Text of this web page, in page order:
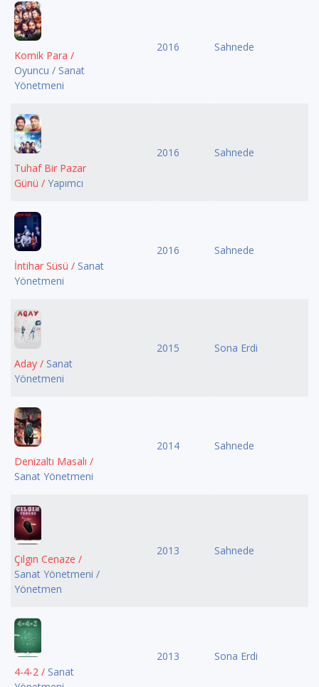
Komik Para /
Oyuncu / Sanat
Yönetmeni
2016 Sahnede
Tuhaf Bir Pazar
Günü / Yapımcı
2016 Sahnede
İntihar Süsü / Sanat
Yönetmeni
2016 Sahnede
Aday / Sanat
Yönetmeni
2015 Sona Erdi
Denizaltı Masalı /
Sanat Yönetmeni
2014 Sahnede
Çılgın Cenaze /
Sanat Yönetmeni /
Yönetmen
2013 Sahnede
4-4-2 / Sanat
2013 Sona Erdi